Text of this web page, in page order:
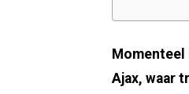
Momenteel
Ajax, waar